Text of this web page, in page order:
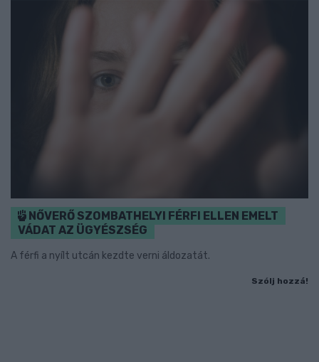
NŐVERŐ SZOMBATHELYI FÉRFI ELLEN EMELT
VÁDAT AZ ÜGYÉSZSÉG
A férfi a nyílt utcán kezdte verni áldozatát.
Szólj hozzá!